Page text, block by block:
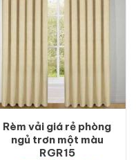
Rèm vải giá rẻ phòng
ngủ trơn một màu
RGR15